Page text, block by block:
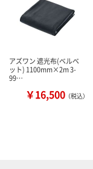
アズワン 遮光布(ベルベ
ット) 1100mm×2m 3-
99…
￥16,500 （税込）